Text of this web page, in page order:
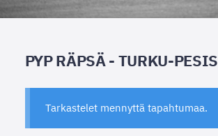
PYP RÄPSÄ - TURKU-PESIS
Tarkastelet mennyttä tapahtumaa.